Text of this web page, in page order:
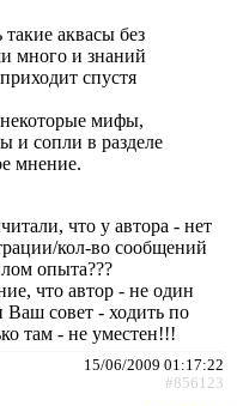
аквасы без
много и знаний
спустя
мифы,
и сопли в разделе
мнение.
что у автора - нет
кол-во сообщений
опыта???
что автор - не один
совет - ходить по
там - не уместен!!!
15/06/2009 01:17:22
#856123